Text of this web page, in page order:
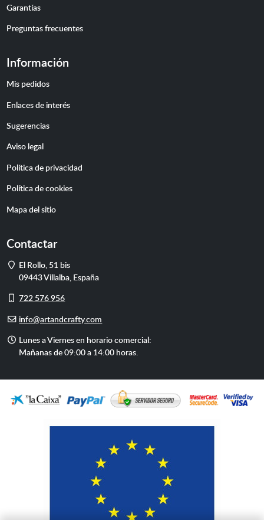
Garantías
Preguntas frecuentes
Información
Mis pedidos
Enlaces de interés
Sugerencias
Aviso legal
Política de privacidad
Política de cookies
Mapa del sitio
Contactar
Dirección
El Rollo, 51 bis
09443Villalba España
Móvil
722 576 956
E-info@artandcrafty.com
Horario
de
Lunes a Viernes en horario comercial:
Mañanas de 09:00 a 14:00 horas.